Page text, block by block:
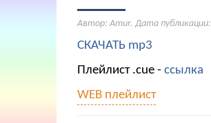
Автор: Amur. Дата публикации:
СКАЧАТЬ mp3
Плейлист .cue - ссылка
WEB плейлист